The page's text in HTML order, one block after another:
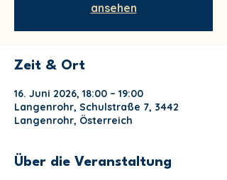
ansehen
Zeit & Ort
16. Juni 2026, 18:00 – 19:00
Langenrohr, Schulstraße 7, 3442
Langenrohr, Österreich
Über die Veranstaltung